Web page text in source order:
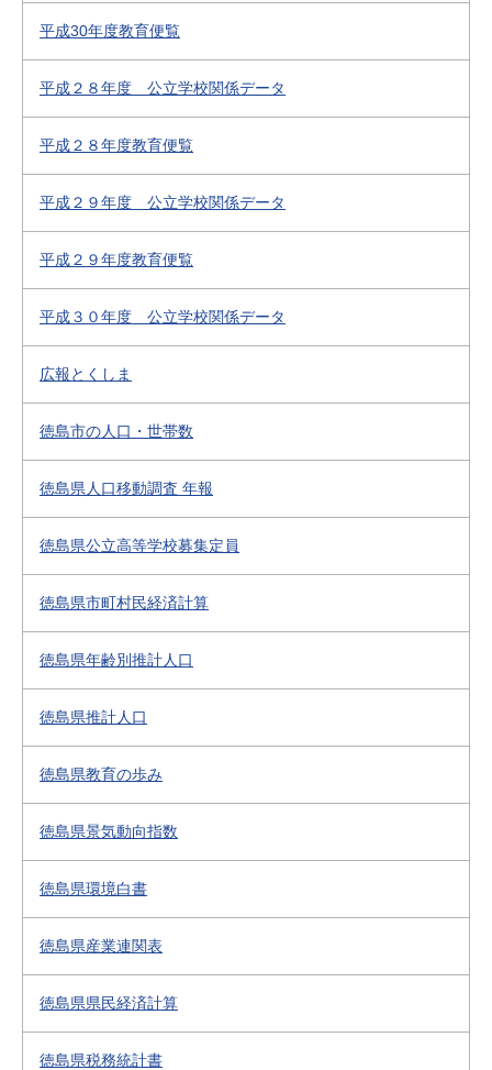
平成30年度教育便覧
平成２８年度 公立学校関係データ
平成２８年度教育便覧
平成２９年度 公立学校関係データ
平成２９年度教育便覧
平成３０年度 公立学校関係データ
広報とくしま
徳島市の人口・世帯数
徳島県人口移動調査 年報
徳島県公立高等学校募集定員
徳島県市町村民経済計算
徳島県年齢別推計人口
徳島県推計人口
徳島県教育の歩み
徳島県景気動向指数
徳島県環境白書
徳島県産業連関表
徳島県県民経済計算
徳島県税務統計書